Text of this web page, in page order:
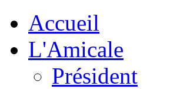
Accueil
L'Amicale
Président